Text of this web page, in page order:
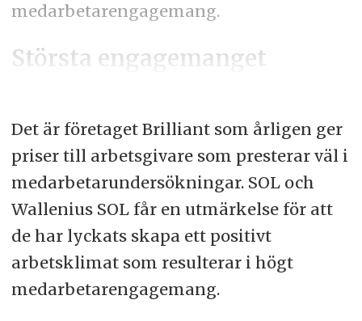
medarbetarengagemang.
Största engagemanget
Det är företaget Brilliant som årligen ger
priser till arbetsgivare som presterar väl i
medarbetarundersökningar. SOL och
Wallenius SOL får en utmärkelse för att
de har lyckats skapa ett positivt
arbetsklimat som resulterar i högt
medarbetarengagemang.